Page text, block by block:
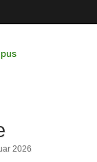
2026